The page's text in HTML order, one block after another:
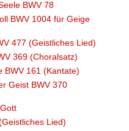
BWV 78
BWV 1004 für Geige
477 (Geistliches Lied)
369 (Choralsatz)
BWV 161 (Kantate)
Geist BWV 370
Lied)